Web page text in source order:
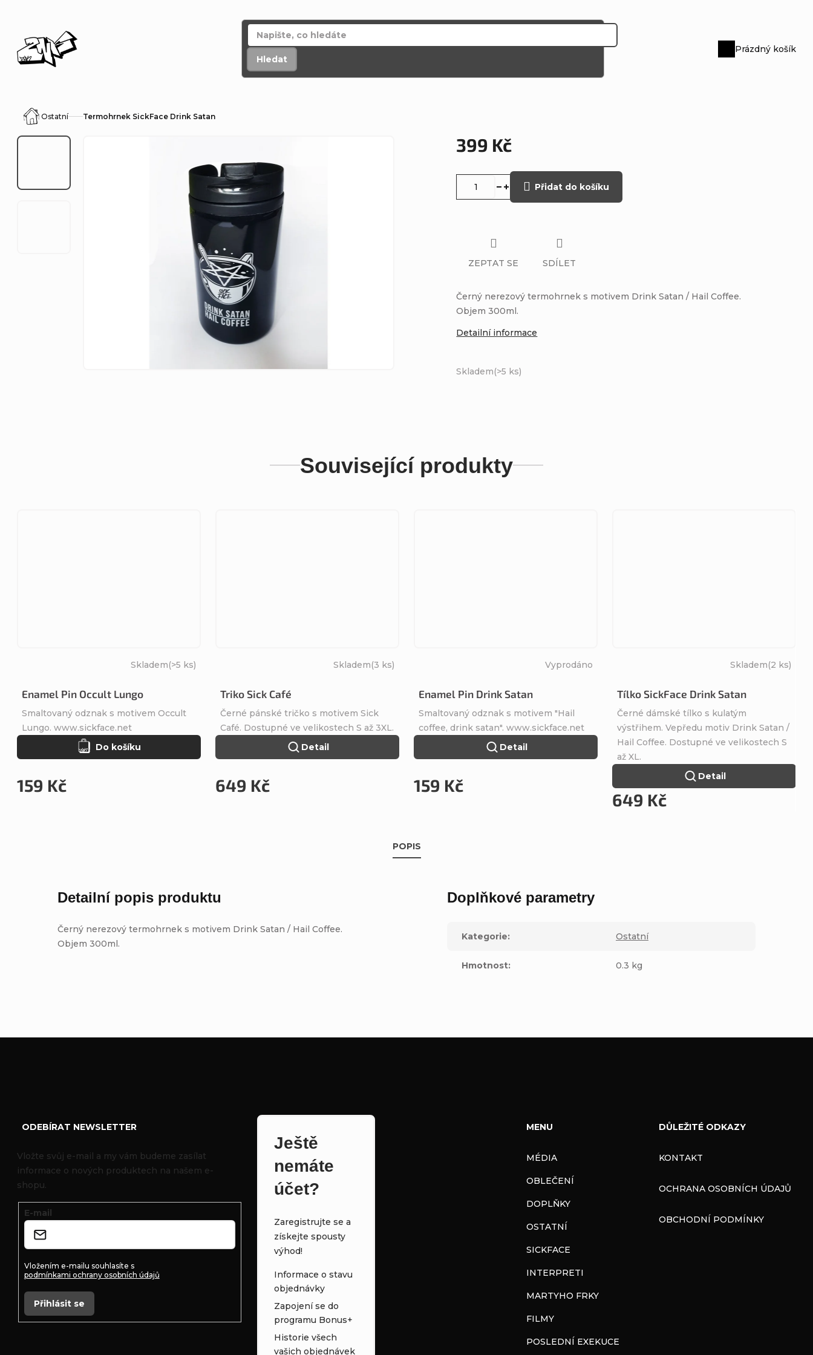
obsah
Hledat
Nákupní
Prázdný košík
Domů
Ostatní Termohrnek SickFace Drink Satan
399 Kč
Skladem(>5 ks)
Přidat do košíku
Černý nerezový termohrnek s motivem Drink Satan / Hail Coffee.
Objem 300ml.
Detailní informace
ZEPTAT SE SDÍLET
Související produkty
Enamel Pin Occult Lungo
Skladem(>5 ks)
159 Kč
Do košíku
Smaltovaný odznak s motivem Occult
Lungo. www.sickface.net
Triko Sick Café
Skladem(3 ks)
649 Kč
Detail
Černé pánské tričko s motivem Sick
Café. Dostupné ve velikostech S až 3XL.
Enamel Pin Drink Satan
Vyprodáno
159 Kč
Detail
Smaltovaný odznak s motivem "Hail
coffee, drink satan". www.sickface.net
Tílko SickFace Drink Satan
Skladem(2 ks)
649 Kč
Detail
Černé dámské tílko s kulatým
výstřihem. Vepředu motiv Drink Satan /
Hail Coffee. Dostupné ve velikostech S
až XL.
POPIS
Detailní popis produktu
Černý nerezový termohrnek s motivem Drink Satan / Hail Coffee.
Objem 300ml.
Doplňkové parametry
Kategorie: Ostatní
Hmotnost: 0.3 kg
ODEBÍRAT NEWSLETTER
Vložte svůj e-mail a my vám budeme zasílat
informace o nových produktech na našem e-
shopu.
E-mail
Vložením e-mailu souhlasíte s
podmínkami ochrany osobních údajů
Přihlásit se
Ještě
nemáte
účet?
Zaregistrujte se a
získejte spousty
výhod!
Informace o stavu
objednávky
Zapojení se do
programu Bonus+
Historie všech
vašich objednávek
MENU
MÉDIA
OBLEČENÍ
DOPLŇKY
OSTATNÍ
SICKFACE
INTERPRETI
MARTYHO FRKY
FILMY
POSLEDNÍ EXEKUCE
DŮLEŽITÉ ODKAZY
KONTAKT
OCHRANA OSOBNÍCH ÚDAJŮ
OBCHODNÍ PODMÍNKY